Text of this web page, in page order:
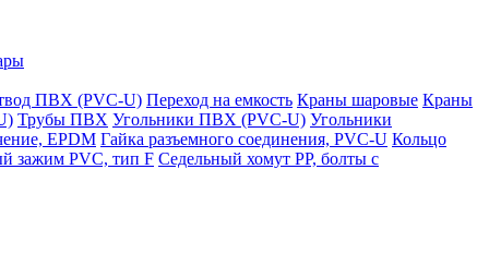
ПВХ (PVC-U) Переход на емкость Краны шаровые Краны
Трубы ПВХ Угольники ПВХ (PVC-U) Угольники
EPDM Гайка разъемного соединения, PVC-U Кольцо
зажим PVC, тип F Седельный хомут PP, болты с